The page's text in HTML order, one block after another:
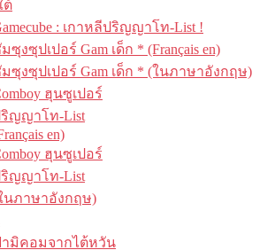
ต้
: เกาหลีปริญญาโท-List !
ซุงซุปเปอร์ Gam เด็ก * (Français en)
ซุงซุปเปอร์ Gam เด็ก * (ในภาษาอังกฤษ)
ฮุนซูเปอร์
ญญาโท-List
en)
ฮุนซูเปอร์
ญญาโท-List
นภาษาอังกฤษ)
มิคอมจากไต้หวัน